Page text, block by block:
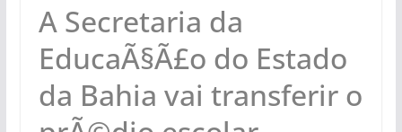
A Secretaria da
EducaÃ§Ã£o do Estado
da Bahia vai transferir o